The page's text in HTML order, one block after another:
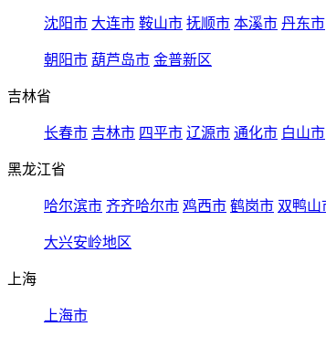
沈阳市 大连市 鞍山市 抚顺市 本溪市 丹东市
朝阳市 葫芦岛市 金普新区
吉林省
长春市 吉林市 四平市 辽源市 通化市 白山市
黑龙江省
哈尔滨市 齐齐哈尔市 鸡西市 鹤岗市 双鸭山
大兴安岭地区
上海
上海市